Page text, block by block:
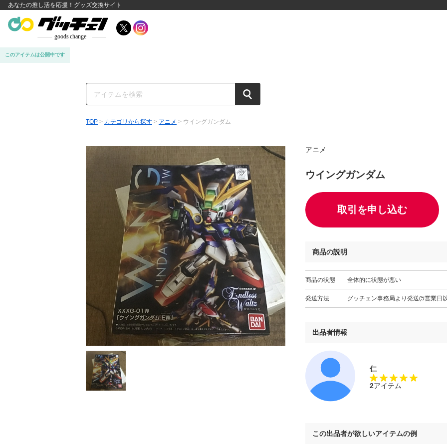
あなたの推し活を応援！グッズ交換サイト
このアイテムは公開中です
TOP > カテゴリから探す > アニメ > ウイングガンダム
アニメ
ウイングガンダム
取引を申し込む
商品の説明
商品の状態 全体的に状態が悪い
発送方法 グッチェン事務局より発送(5営業日
出品者情報
仁
2アイテム
この出品者が欲しいアイテムの例